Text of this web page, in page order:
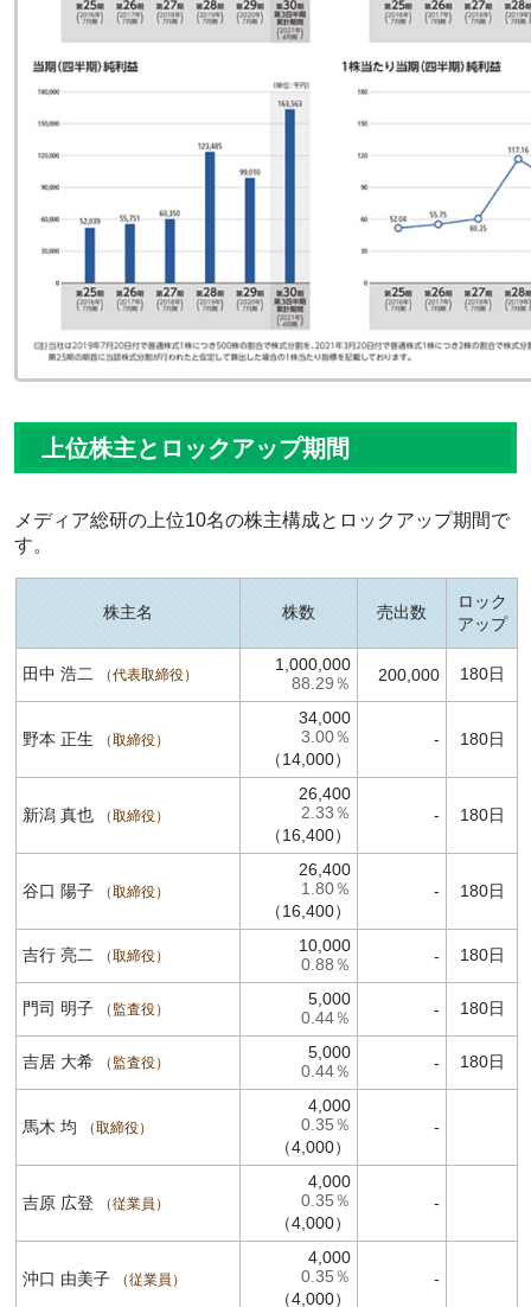
上位株主とロックアップ期間
メディア総研の上位10名の株主構成とロックアップ期間で
す。
株主名 株数 売出数
ロック
アップ
田中 浩二 代表取締役
1,000,000
88.29％ 200,000 180日
野本 正生 取締役
34,000
3.00％
（14,000）
- 180日
新潟 真也 取締役
26,400
2.33％
（16,400）
- 180日
谷口 陽子 取締役
26,400
1.80％
（16,400）
- 180日
吉行 亮二 取締役
10,000
0.88％ - 180日
門司 明子 監査役
5,000
0.44％ - 180日
吉居 大希 監査役
5,000
0.44％ - 180日
馬木 均 取締役
4,000
0.35％
（4,000）
-
吉原 広登 従業員
4,000
0.35％
（4,000）
-
沖口 由美子 従業員
4,000
0.35％
（4,000）
-